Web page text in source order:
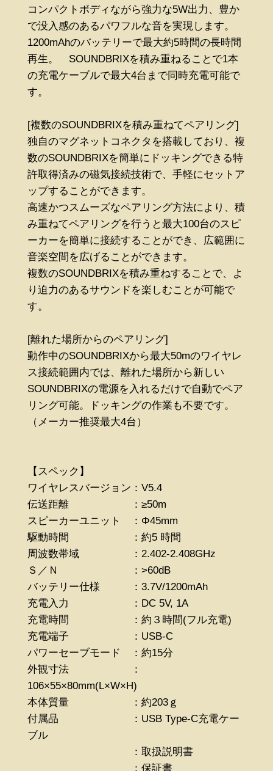
コンパクトボディながら強力な5W出力、豊か
で没入感のあるパワフルな音を実現します。
1200mAhのバッテリーで最大約5時間の長時間
再生。 SOUNDBRIXを積み重ねることで1本
の充電ケーブルで最大4台まで同時充電可能で
す。
[複数のSOUNDBRIXを積み重ねてペアリング]
独自のマグネットコネクタを搭載しており、複
数のSOUNDBRIXを簡単にドッキングできる特
許取得済みの磁気接続技術で、手軽にセットア
ップすることができます。
高速かつスムーズなペアリング方法により、積
み重ねてペアリングを行うと最大100台のスピ
ーカーを簡単に接続することができ、広範囲に
音楽空間を広げることができます。
複数のSOUNDBRIXを積み重ねすることで、よ
り迫力のあるサウンドを楽しむことが可能で
す。
[離れた場所からのペアリング]
動作中のSOUNDBRIXから最大50mのワイヤレ
ス接続範囲内では、離れた場所から新しい
SOUNDBRIXの電源を入れるだけで自動でペア
リング可能。ドッキングの作業も不要です。
（メーカー推奨最大4台）
【スペック】
ワイヤレスバージョン：V5.4
伝送距離 ：≥50m
スピーカーユニット ：Φ45mm
駆動時間 ：約5 時間
周波数帯域 ：2.402-2.408GHz
Ｓ／Ｎ ：>60dB
バッテリー仕様 ：3.7V/1200mAh
充電入力 ：DC 5V, 1A
充電時間 ：約３時間(フル充電)
充電端子 ：USB-C
パワーセーブモード ：約15分
外観寸法 ：
106×55×80mm(L×W×H)
本体質量 ：約203ｇ
付属品 ：USB Type-C充電ケー
ブル
：取扱説明書
：保証書